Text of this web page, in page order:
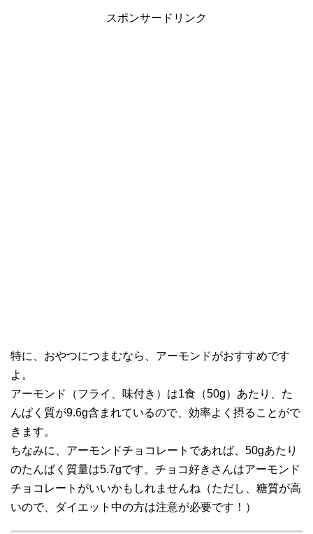
スポンサードリンク
特に、おやつにつまむなら、アーモンドがおすすめです
よ。
アーモンド（フライ、味付き）は1食（50g）あたり、た
んぱく質が9.6g含まれているので、効率よく摂ることがで
きます。
ちなみに、アーモンドチョコレートであれば、50gあたり
のたんぱく質量は5.7gです。チョコ好きさんはアーモンド
チョコレートがいいかもしれませんね（ただし、糖質が高
いので、ダイエット中の方は注意が必要です！）